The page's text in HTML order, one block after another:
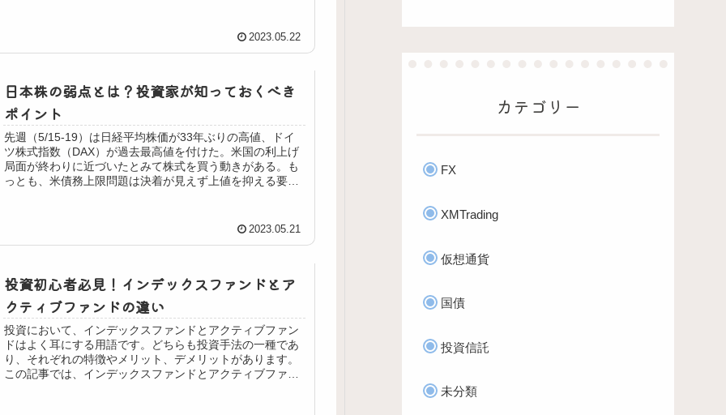
2023.05.22
日本株の弱点とは？投資家が知っておくべき
ポイント
先週（5/15-19）は日経平均株価が33年ぶりの高値、ドイ
ツ株式指数（DAX）が過去最高値を付けた。米国の利上げ
局面が終わりに近づいたとみて株式を買う動きがある。も
っとも、米債務上限問題は決着が見えず上値を抑える要因
2023.05.21
投資初心者必見！インデックスファンドとア
クティブファンドの違い
投資において、インデックスファンドとアクティブファン
ドはよく耳にする用語です。どちらも投資手法の一種であ
り、それぞれの特徴やメリット、デメリットがあります。
この記事では、インデックスファンドとアクティブファン
カテゴリー
FX
XMTrading
仮想通貨
国債
投資信託
未分類